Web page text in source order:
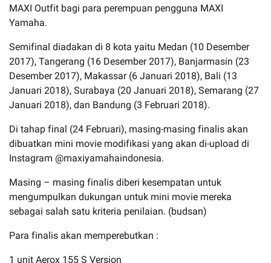
MAXI Outfit bagi para perempuan pengguna MAXI
Yamaha.
Semifinal diadakan di 8 kota yaitu Medan (10 Desember
2017), Tangerang (16 Desember 2017), Banjarmasin (23
Desember 2017), Makassar (6 Januari 2018), Bali (13
Januari 2018), Surabaya (20 Januari 2018), Semarang (27
Januari 2018), dan Bandung (3 Februari 2018).
Di tahap final (24 Februari), masing-masing finalis akan
dibuatkan mini movie modifikasi yang akan di-upload di
Instagram @maxiyamahaindonesia.
Masing – masing finalis diberi kesempatan untuk
mengumpulkan dukungan untuk mini movie mereka
sebagai salah satu kriteria penilaian. (budsan)
Para finalis akan memperebutkan :
1 unit Aerox 155 S Version